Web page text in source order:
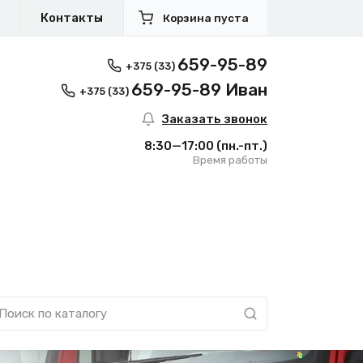
Контакты Корзина пуста
+375 (33) 659-95-89
+375 (33) 659-95-89 Иван
Заказать звонок
8:30—17:00 (пн.-пт.)
Время работы